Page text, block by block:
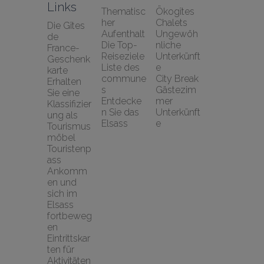
Links
Die Gîtes
de
France-
Geschenk
karte
Erhalten
Sie eine
Klassifizier
ung als
Tourismus
möbel
Touristenp
ass
Ankomm
en und
sich im
Elsass
fortbeweg
en
Eintrittskar
ten für
Aktivitäten
Thematisc
her
Aufenthalt
Die Top-
Reiseziele
Liste des
commune
s
Entdecke
n Sie das
Elsass
Ökogîtes
Chalets
Ungewöh
nliche
Unterkünft
e
City Break
Gästezim
mer
Unterkünft
e